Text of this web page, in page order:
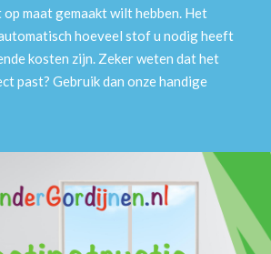
maat gemaakt wilt hebben. Het
hoeveel stof u nodig heeft
kosten zijn. Zeker weten dat het
past? Gebruik dan onze handige